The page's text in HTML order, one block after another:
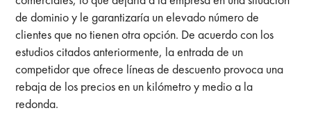
de dominio y le garantizaría un elevado número de
clientes que no tienen otra opción. De acuerdo con los
estudios citados anteriormente, la entrada de un
competidor que ofrece líneas de descuento provoca una
rebaja de los precios en un kilómetro y medio a la
redonda.